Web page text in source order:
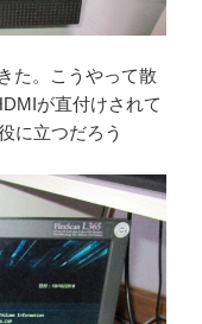
た。こうやって散
が直付けされて
に立つだろう